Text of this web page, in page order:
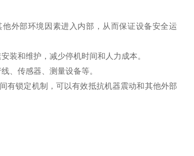
外部环境因素进入内部，从而保证设备安全运
装和维护，减少停机时间和人力成本。
、传感器、测量设备等。
有锁定机制，可以有效抵抗机器震动和其他外部